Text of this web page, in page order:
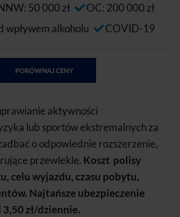
50 000 zł
OC: 200 000 zł
wpływem alkoholu
COVID-19
PORÓWNAJ CENY
aktywności
lub sportów ekstremalnych za
o odpowiednie rozszerzenie,
przewlekle. Koszt polisy
celu wyjazdu, czasu pobytu,
Najtańsze ubezpieczenie
3,50 zł/dziennie.